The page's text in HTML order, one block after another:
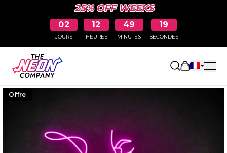
25% OFF WEEKS
02
JOURS
12
HEURES
49
MINUTES
19
SECONDES
Ouvrir le
Offre